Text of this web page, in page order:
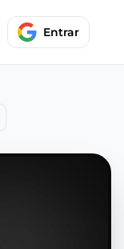
Entrar